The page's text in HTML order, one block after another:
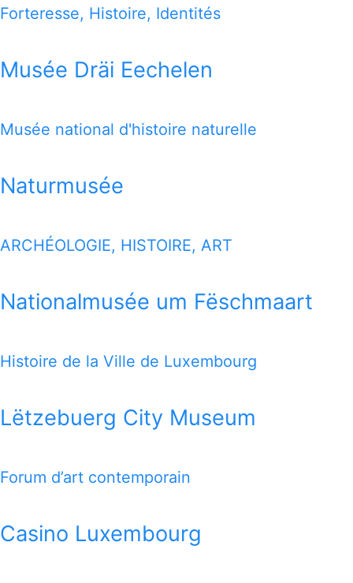
THIS MAP OFFERS YOU A QUICK VIEW HOW TO REACH
Forteresse, Histoire, Identités
Musée Dräi Eechelen
Musée national d'histoire naturelle
Naturmusée
ARCHÉOLOGIE, HISTOIRE, ART
Nationalmusée um Fëschmaart
Histoire de la Ville de Luxembourg
Lëtzebuerg City Museum
Forum d’art contemporain
Casino Luxembourg